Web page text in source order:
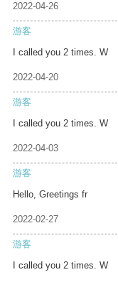
2022-04-26
游客
I called you 2 times. W
2022-04-20
游客
I called you 2 times. W
2022-04-03
游客
Hello, Greetings fr
2022-02-27
游客
I called you 2 times. W